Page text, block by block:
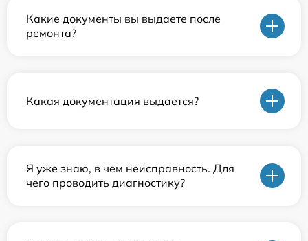
Какие документы вы выдаете после
ремонта?
Какая документация выдается?
Я уже знаю, в чем неисправность. Для
чего проводить диагностику?